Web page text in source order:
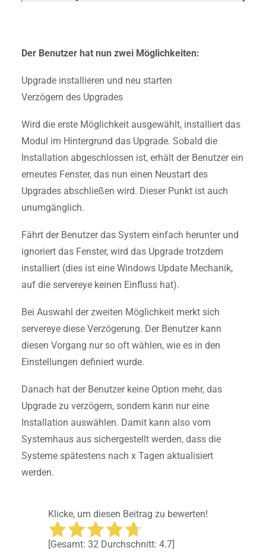
Der Benutzer hat nun zwei Möglichkeiten:
Upgrade installieren und neu starten
Verzögern des Upgrades
Wird die erste Möglichkeit ausgewählt, installiert das
Modul im Hintergrund das Upgrade. Sobald die
Installation abgeschlossen ist, erhält der Benutzer ein
erneutes Fenster, das nun einen Neustart des
Upgrades abschließen wird. Dieser Punkt ist auch
unumgänglich.
Fährt der Benutzer das System einfach herunter und
ignoriert das Fenster, wird das Upgrade trotzdem
installiert (dies ist eine Windows Update Mechanik,
auf die servereye keinen Einfluss hat).
Bei Auswahl der zweiten Möglichkeit merkt sich
servereye diese Verzögerung. Der Benutzer kann
diesen Vorgang nur so oft wählen, wie es in den
Einstellungen definiert wurde.
Danach hat der Benutzer keine Option mehr, das
Upgrade zu verzögern, sondern kann nur eine
Installation auswählen. Damit kann also vom
Systemhaus aus sichergestellt werden, dass die
Systeme spätestens nach x Tagen aktualisiert
werden.
Klicke, um diesen Beitrag zu bewerten!
[Gesamt: 32 Durchschnitt: 4.7]